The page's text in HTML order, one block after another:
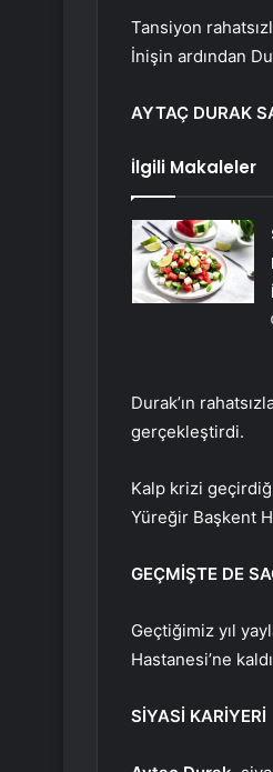
Tansiyon
İnişin ardından
AYTAÇ DURAK
İlgili Makaleler
Durak’ın
gerçekleştirdi.
Kalp krizi
Yüreğir Başkent
GEÇMİŞTE DE
Geçtiğimiz yıl
Hastanesi’ne
SİYASİ KARİYERİ